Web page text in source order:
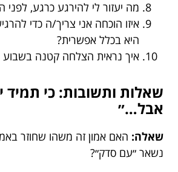
מה יעזור לי להירגע כרגע, לפני
איזו הוכחה אני צריך/ה כדי
היא בכלל אפשרית?
איך נראית הצלחה קטנה בשבוע
שאלות ותשובות: כי תמיד
אבל…״
שאלה: האם אמון זה משהו שחוזר
נשאר ״עם סדק״?